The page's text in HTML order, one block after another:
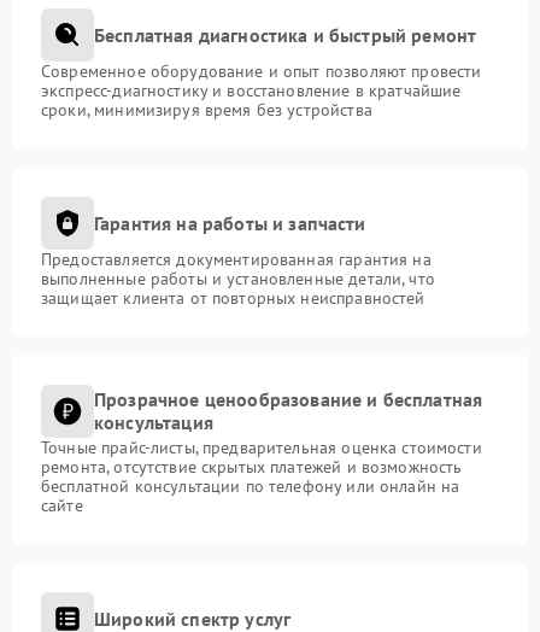
Бесплатная диагностика и быстрый ремонт
Современное оборудование и опыт позволяют провести
экспресс-диагностику и восстановление в кратчайшие
сроки, минимизируя время без устройства
Гарантия на работы и запчасти
Предоставляется документированная гарантия на
выполненные работы и установленные детали, что
защищает клиента от повторных неисправностей
Прозрачное ценообразование и бесплатная
консультация
Точные прайс-листы, предварительная оценка стоимости
ремонта, отсутствие скрытых платежей и возможность
бесплатной консультации по телефону или онлайн на
сайте
Широкий спектр услуг